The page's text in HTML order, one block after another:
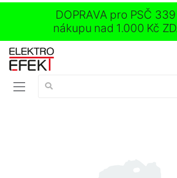
DOPRAVA pro PSČ
nákupu nad 1.000 Kč
Vyhledávání: